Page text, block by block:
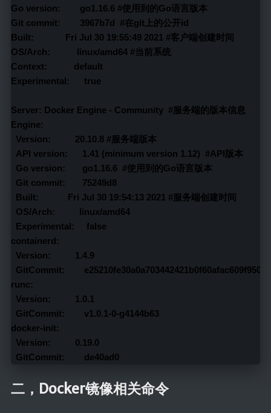
Go version:        go1.16.6 #使用到的Go语言版本
Git commit:        3967b7d  #在git上的公开id
Built:             Fri Jul 30 19:55:49 2021 #客户端创建时间
OS/Arch:           linux/amd64 #当前系统
Context:           default
Experimental:      true
Server: Docker Engine - Community  #服务端的版本信息
Engine:
Version:          20.10.8 #服务端版本
API version:      1.41 (minimum version 1.12)  #API版本
Go version:       go1.16.6  #使用到的Go语言版本
Git commit:       75249d8
Built:            Fri Jul 30 19:54:13 2021 #服务端创建时间
OS/Arch:          linux/amd64
Experimental:     false
containerd:
Version:          1.4.9
GitCommit:        e25210fe30a0a703442421b0f60afac609f950a3
runc:
Version:          1.0.1
GitCommit:        v1.0.1-0-g4144b63
docker-init:
Version:          0.19.0
GitCommit:        de40ad0
二，Docker镜像相关命令